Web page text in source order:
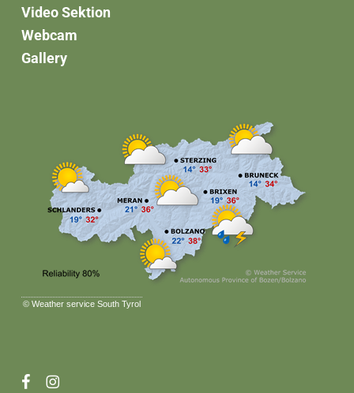
Video Sektion
Webcam
Gallery
© Weather service South Tyrol
facebookinstagram